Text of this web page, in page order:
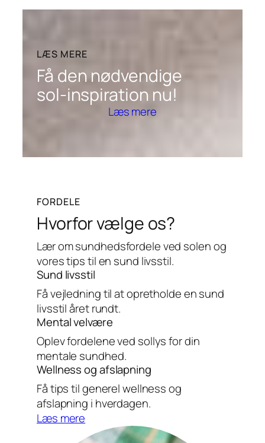
LÆS MERE
Få den nødvendige
sol-inspiration nu!
Læs mere
FORDELE
Hvorfor vælge os?
Lær om sundhedsfordele ved solen og
vores tips til en sund livsstil.
Sund livsstil
Få vejledning til at opretholde en sund
livsstil året rundt.
Mental velvære
Oplev fordelene ved sollys for din
mentale sundhed.
Wellness og afslapning
Få tips til generel wellness og
afslapning i hverdagen.
Læs mere